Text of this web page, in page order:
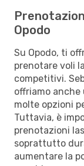
Opodo
Su Opodo, ti
prenotare voli
competitivi.
offriamo
molte opzioni
Tuttavia, è
prenotazioni
soprattutto
aumentare la